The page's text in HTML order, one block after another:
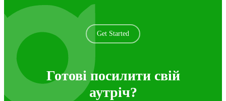
Get Started
Готові посилити свій
аутріч?